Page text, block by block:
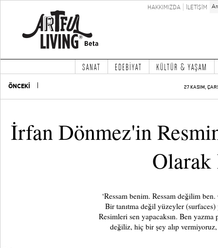
HAKKIMIZDA İLETİŞİM
SANAT EDEBİYAT KÜLTÜR & YAŞAM
ÖNCEKİ 27 KASIM,
İrfan Dönmez'in
‘Ressam benim. Ressam değilim
Bir tanıtma değil yüzeyler
Resimleri sen yapacaksın. Ben yazma
değiliz, hiç bir şey alıp